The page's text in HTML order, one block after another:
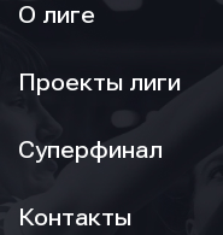
О лиге
Проекты лиги
Суперфинал
Контакты